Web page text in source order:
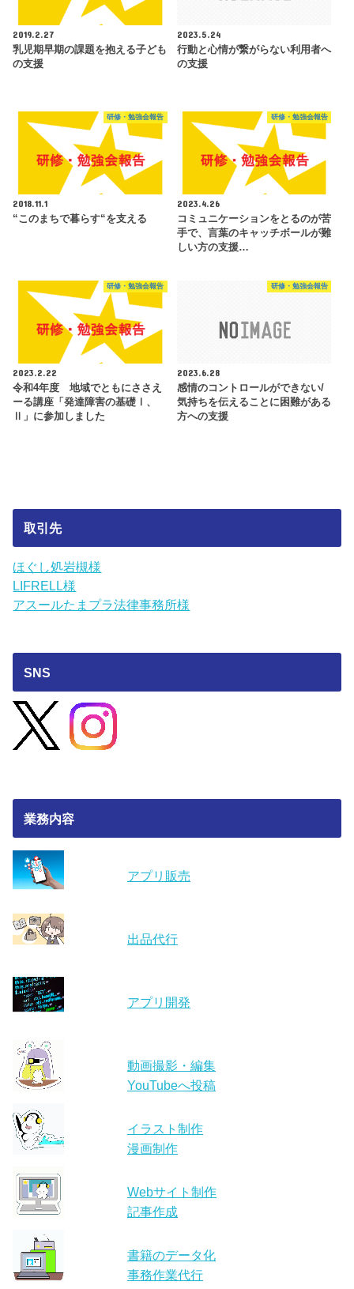
2019.2.27
乳児期早期の課題を抱える子ども
の支援
2023.5.24
行動と心情が繋がらない利用者へ
の支援
研修・勉強会報告
2018.11.1
“このまちで暮らす“を支える
研修・勉強会報告
2023.4.26
コミュニケーションをとるのが苦
手で、言葉のキャッチボールが難
しい方の支援…
研修・勉強会報告
2023.2.22
令和4年度 地域でともにささえ
ーる講座「発達障害の基礎Ⅰ、
Ⅱ」に参加しました
研修・勉強会報告
2023.6.28
感情のコントロールができない/
気持ちを伝えることに困難がある
方への支援
取引先
ほぐし処岩槻様
LIFRELL様
アスールたまプラ法律事務所様
SNS
業務内容
アプリ販売
出品代行
アプリ開発
動画撮影・編集
YouTubeへ投稿
イラスト制作
漫画制作
Webサイト制作
記事作成
書籍のデータ化
事務作業代行